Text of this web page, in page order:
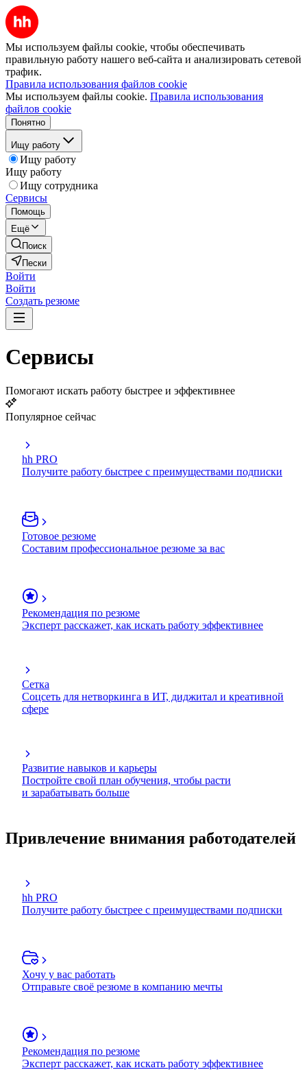
Мы используем файлы cookie, чтобы обеспечивать
правильную работу нашего веб-сайта и анализировать сетевой
трафик.
Правила использования файлов cookie
Мы используем файлы cookie. Правила использования
файлов cookie
Понятно
Ищу работу
Ищу работу
Ищу работу
Ищу сотрудника
Сервисы
Помощь
Ещё
Поиск
Пески
Войти
Войти
Создать резюме
Сервисы
Помогают искать работу быстрее и эффективнее
Популярное сейчас
hh PRO
Получите работу быстрее с преимуществами подписки
Готовое резюме
Составим профессиональное резюме за вас
Рекомендация по резюме
Эксперт расскажет, как искать работу эффективнее
Сетка
Соцсеть для нетворкинга в ИТ, диджитал и креативной
сфере
Развитие навыков и карьеры
Постройте свой план обучения, чтобы расти
и зарабатывать больше
Привлечение внимания работодателей
hh PRO
Получите работу быстрее с преимуществами подписки
Хочу у вас работать
Отправьте своё резюме в компанию мечты
Рекомендация по резюме
Эксперт расскажет, как искать работу эффективнее